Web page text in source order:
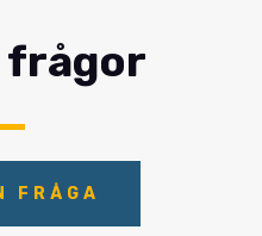
frågor
FRÅGA